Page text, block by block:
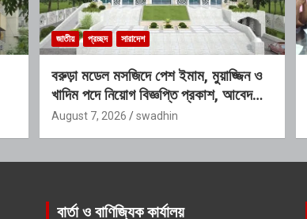
জাতীয় প্রচ্ছদ সারাদেশ
বরুড়া মডেল মসজিদে পেশ ইমাম, মুয়াজ্জিন ও
খাদিম পদে নিয়োগ বিজ্ঞপ্তি প্রকাশ, আবেদনের
শেষ সময় ১০ আগস্ট
August 7, 2026 swadhin
বার্তা ও বাণিজ্যিক কার্যালয়